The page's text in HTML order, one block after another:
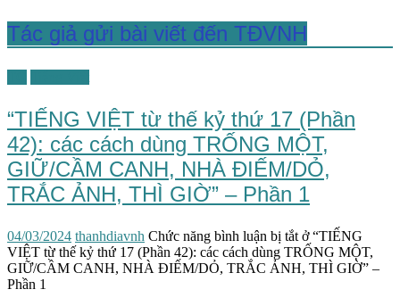
Tác giả gửi bài viết đến TĐVNH
“TIẾNG VIỆT từ thế kỷ thứ 17 (Phần
42): các cách dùng TRỐNG MỘT,
GIỮ/CẦM CANH, NHÀ ĐIẾM/DỎ,
TRẮC ẢNH, THÌ GIỜ” – Phần 1
04/03/2024 thanhdiavnh Chức năng bình luận bị tắt ở “TIẾNG
VIỆT từ thế kỷ thứ 17 (Phần 42): các cách dùng TRỐNG MỘT,
GIỮ/CẦM CANH, NHÀ ĐIẾM/DỎ, TRẮC ẢNH, THÌ GIỜ” –
Phần 1